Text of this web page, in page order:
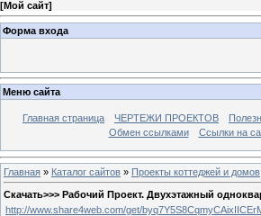
[Мой сайт]
Форма входа
Меню сайта
Главная страница ЧЕРТЕЖИ ПРОЕКТОВ
Обмен ссылками
Ссылки на
Главная » Каталог сайтов » Проекты коттеджей и домов
Скачать>>> Рабочий Проект. Двухэтажный
http://www.share4web.com/get/